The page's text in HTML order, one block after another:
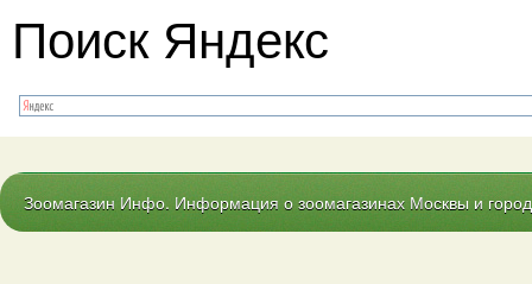
Поиск Яндекс
Зоомагазин Инфо. Информация о зоомагазинах Москвы и